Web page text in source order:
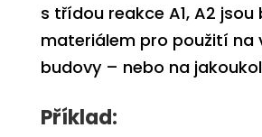
s třídou reakce A1, A2 jsou
materiálempro použití na
budovy – nebo na
Příklad: